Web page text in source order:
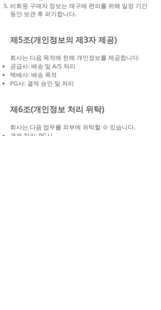
비회원 구매자 정보는 재구매 편의를 위해 일정 기간
동안 보관 후 파기합니다.
제5조(개인정보의 제3자 제공)
회사는 다음 목적에 한해 개인정보를 제공합니다.
공급사: 배송 및 A/S 처리
택배사: 배송 목적
PG사: 결제 승인 및 처리
제6조(개인정보 처리 위탁)
회사는 다음 업무를 외부에 위탁할 수 있습니다.
결제 처리: PG사